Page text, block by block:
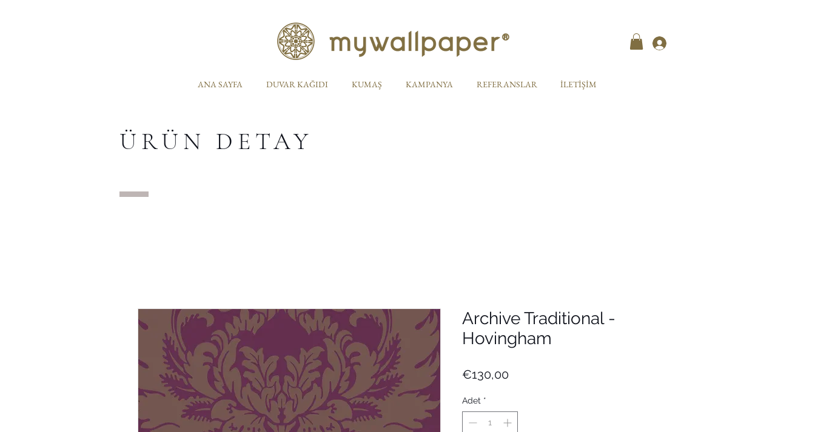
ANA SAYFA DUVAR KAĞIDI KUMAŞ KAMPANYA REFERANSLAR İLETİŞİM
ÜRÜN DETAY
Archive Traditional -
Hovingham
€130,00Fiyat
Adet *